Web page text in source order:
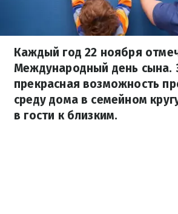
Каждый год 22 ноября
Международный день сына.
прекрасная возможность
среду дома в семейном
в гости к близким.